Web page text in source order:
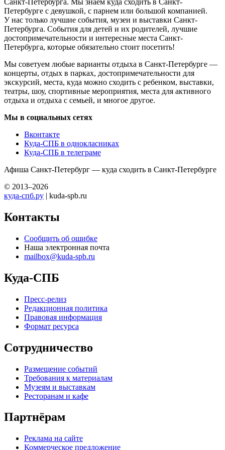
Подпишетесь на почтовую рассылку?
Подписаться
Раз в неделю мы будем писать о предстоящих событиях
в Санкт-Петербурге.
Учебный театр на Моховой - адрес, цены, как пройти, режим
работы, фотографии и отзывы посетителей.
Не знаете что посетить в Санкт-Петербурге? Ищете где
погулять с ребенком, куда сходить с парнем или девушкой?
Выбираете место для свидания? Ищете развлечения
на выходные? Интересуетесь активным отдыхом? Посещаете
выставки? Не знаете куда сходить на корпоратив? Куда-СПБ
поможет!
Куда-СПБ — это лучший сайт о самых интересных событиях
Санкт-Петербурга. Мы знаем куда сходить в Санкт-
У нас только лучшие события, музеи и выставки Санкт-
Петербурга. События для детей и их родителей, лучшие
Петербурга, которые обязательно стоит посетить!
концерты, отдых в парках, достопримечательности для
экскурсий, места, куда можно сходить с ребенком, выставки,
театры, шоу, спортивные мероприятия, места для активного
Мы в социальных сетях
Вконтакте
Куда-СПБ в однокласниках
Куда-СПБ в телеграме
© 2013–2026
Контакты
Наша электронная почта
mailbox@kuda-spb.ru
Куда-СПБ